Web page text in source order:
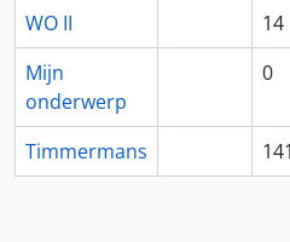
WO II
14
Mijn
onderwerp
0
Timmermans